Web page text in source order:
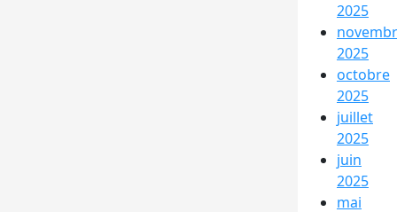
2025
2025
octobre
2025
juillet
2025
juin
2025
mai